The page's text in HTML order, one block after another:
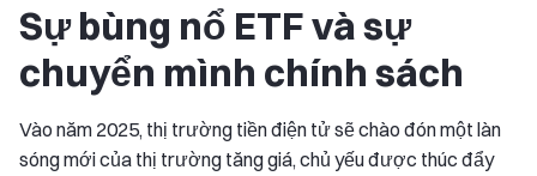
Sự bùng nổ ETF và sự
chuyển mình chính sách
Vào năm 2025, thị trường tiền điện tử sẽ chào đón một làn
sóng mới của thị trường tăng giá, chủ yếu được thúc đẩy